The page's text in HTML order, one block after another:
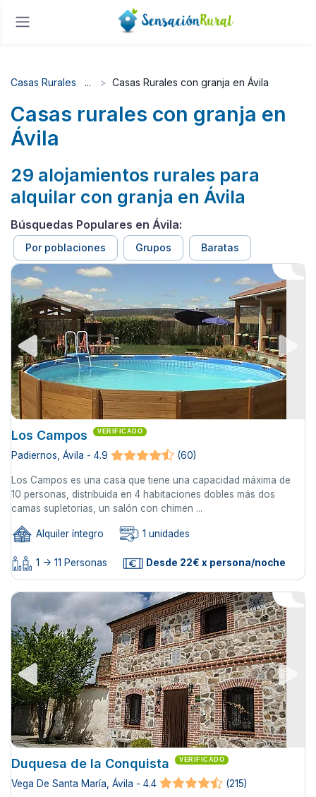
Casas Rurales Casas Rurales con granja en Ávila
Casas rurales con granja en
Ávila
29 alojamientos rurales para
alquilar con granja en Ávila
Búsquedas Populares en Ávila:
Por poblaciones Grupos Baratas
Los Campos VERIFICADO
Padiernos, Ávila - 4.9 (60)
Los Campos es una casa que tiene una capacidad máxima de
10 personas, distribuida en 4 habitaciones dobles más dos
camas supletorias, un salón con chimen ...
Alquiler íntegro 1 unidades
1 -> 11 Personas Desde 22€ x persona/noche
Duquesa de la Conquista VERIFICADO
Vega De Santa María, Ávila - 4.4 (215)